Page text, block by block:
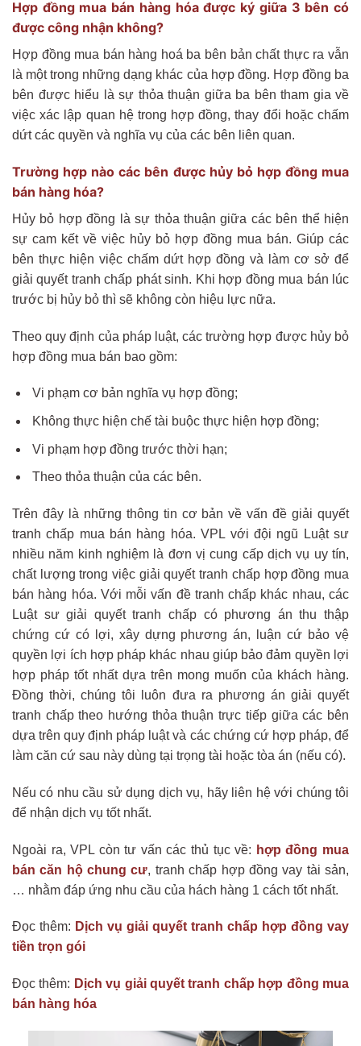
Hợp đồng mua bán hàng hóa được ký giữa 3 bên có
được công nhận không?
Hợp đồng mua bán hàng hoá ba bên bản chất thực ra vẫn
là một trong những dạng khác của hợp đồng. Hợp đồng ba
bên được hiểu là sự thỏa thuận giữa ba bên tham gia về
việc xác lập quan hệ trong hợp đồng, thay đổi hoặc chấm
dứt các quyền và nghĩa vụ của các bên liên quan.
Trường hợp nào các bên được hủy bỏ hợp đồng mua
bán hàng hóa?
Hủy bỏ hợp đồng là sự thỏa thuận giữa các bên thể hiện
sự cam kết về việc hủy bỏ hợp đồng mua bán. Giúp các
bên thực hiện việc chấm dứt hợp đồng và làm cơ sở để
giải quyết tranh chấp phát sinh. Khi hợp đồng mua bán lúc
trước bị hủy bỏ thì sẽ không còn hiệu lực nữa.
Theo quy định của pháp luật, các trường hợp được hủy bỏ
hợp đồng mua bán bao gồm:
Vi phạm cơ bản nghĩa vụ hợp đồng;
Không thực hiện chế tài buộc thực hiện hợp đồng;
Vi phạm hợp đồng trước thời hạn;
Theo thỏa thuận của các bên.
Trên đây là những thông tin cơ bản về vấn đề giải quyết
tranh chấp mua bán hàng hóa. VPL với đội ngũ Luật sư
nhiều năm kinh nghiệm là đơn vị cung cấp dịch vụ uy tín,
chất lượng trong việc giải quyết tranh chấp hợp đồng mua
bán hàng hóa. Với mỗi vấn đề tranh chấp khác nhau, các
Luật sư giải quyết tranh chấp có phương án thu thập
chứng cứ có lợi, xây dựng phương án, luận cứ bảo vệ
quyền lợi ích hợp pháp khác nhau giúp bảo đảm quyền lợi
hợp pháp tốt nhất dựa trên mong muốn của khách hàng.
Đồng thời, chúng tôi luôn đưa ra phương án giải quyết
tranh chấp theo hướng thỏa thuận trực tiếp giữa các bên
dựa trên quy định pháp luật và các chứng cứ hợp pháp, để
làm căn cứ sau này dùng tại trọng tài hoặc tòa án (nếu có).
Nếu có nhu cầu sử dụng dịch vụ, hãy liên hệ với chúng tôi
để nhận dịch vụ tốt nhất.
Ngoài ra, VPL còn tư vấn các thủ tục về: hợp đồng mua
bán căn hộ chung cư, tranh chấp hợp đồng vay tài sản,
… nhằm đáp ứng nhu cầu của hách hàng 1 cách tốt nhất.
Đọc thêm: Dịch vụ giải quyết tranh chấp hợp đồng vay
tiền trọn gói
Đọc thêm: Dịch vụ giải quyết tranh chấp hợp đồng mua
bán hàng hóa